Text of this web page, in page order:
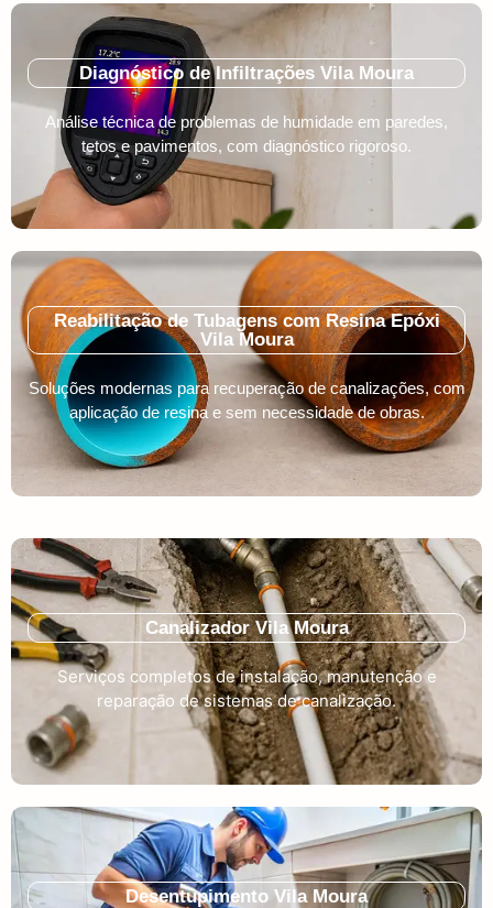
Diagnóstico de Infiltrações Vila Moura
Análise técnica de problemas de humidade em paredes,
tetos e pavimentos, com diagnóstico rigoroso.
Reabilitação de Tubagens com Resina Epóxi
Vila Moura
Soluções modernas para recuperação de canalizações, com
aplicação de resina e sem necessidade de obras.
Canalizador Vila Moura
Serviços completos de instalação, manutenção e
reparação de sistemas de canalização.
Desentupimento Vila Moura